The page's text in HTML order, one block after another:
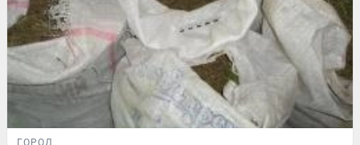
ГОРОД